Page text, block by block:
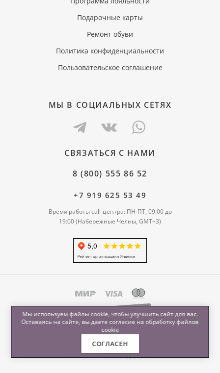
Подарочные карты
Ремонт обуви
Политика конфиденциальности
Пользовательское соглашение
МЫ В СОЦИАЛЬНЫХ СЕТЯХ
СВЯЗАТЬСЯ С НАМИ
8 (800) 555 86 52
+7 919 625 53 49
Время работы call-центра: ПН-ПТ, 09:00 до
19:00 (Набережные Челны, GMT+3)
© ООО "ПРОМЕНАД", 2026
Мы используем файлы cookie, чтобы улучшить сайт для вас.
Оставаясь на сайте, вы даете согласие на обработкуфайлов
cookie
СОГЛАСЕН